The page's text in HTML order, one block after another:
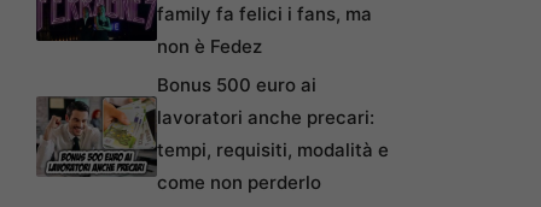
family fa felici i fans, ma
non è Fedez
Bonus 500 euro ai
lavoratori anche precari:
tempi, requisiti, modalità e
come non perderlo